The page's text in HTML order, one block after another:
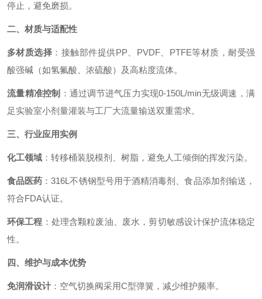
停止，避免磨损。
二、材质与适配性
多材质选择 ：接触部件提供PP、PVDF、PTFE等材质，耐受强
酸强碱（如氢氟酸、浓硫酸）及高粘度流体。
流量精准控制 ：通过调节进气压力实现0-150L/min无级调速，满
足实验室小剂量灌装与工厂大流量输送双重需求。
三、行业应用实例
化工领域 ：转移桶装脱模剂、树脂，避免人工倾倒的挥发污染。
食品医药 ：316L不锈钢型号用于酒精消毒剂、食品添加剂输送，
符合FDA认证。
环保工程 ：处理含颗粒废油、废水，剪切敏感设计保护流体稳定
性。
四、维护与成本优势
免润滑设计 ：空气切换阀采用C型弹簧，减少维护频率。